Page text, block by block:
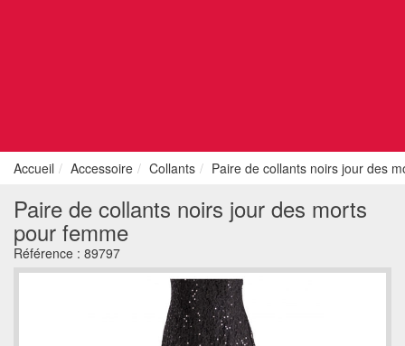
Accueil Accessoire Collants Paire de collants noirs jour des
Paire de collants noirs jour des morts
pour femme
Référence : 89797